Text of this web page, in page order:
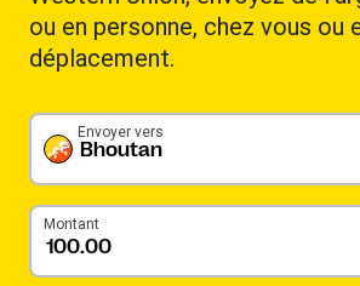
ou en personne, chez vous ou
déplacement.
Bhoutan
Envoyer vers
Montant